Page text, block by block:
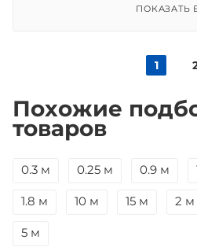
ПОКАЗАТЬ
1
Похожие
товаров
0.3 м 0.25 м 0.9 м
1.8 м 10 м 15 м 2 м
5 м